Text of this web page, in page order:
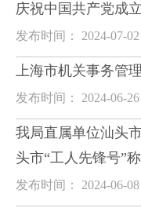
庆祝中国共产党成
发布时间： 2024-07-02
上海市机关事务管
发布时间： 2024-06-26
我局直属单位汕头
头市“工人先锋号”
发布时间： 2024-06-08